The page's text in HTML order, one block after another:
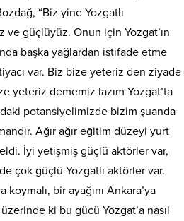
“Biz yine Yozgatlı
ve güçlüyüz. Onun için Yozgat’ın
başka yağlardan istifade etme
var. Biz bize yeteriz den ziyade
yeteriz dememiz lazım Yozgat’ta
potansiyelimizde bizim şuanda
Ağır ağır eğitim düzeyi yurt
İyi yetişmiş güçlü aktörler var,
çok güçlü Yozgatlı aktörler var.
koymalı, bir ayağını Ankara’ya
ki bu gücü Yozgat’a nasıl